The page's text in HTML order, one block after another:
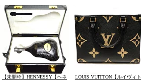
【未開栓】HENNESSY【ヘネ
LOUIS VUITTON【ルイヴィト